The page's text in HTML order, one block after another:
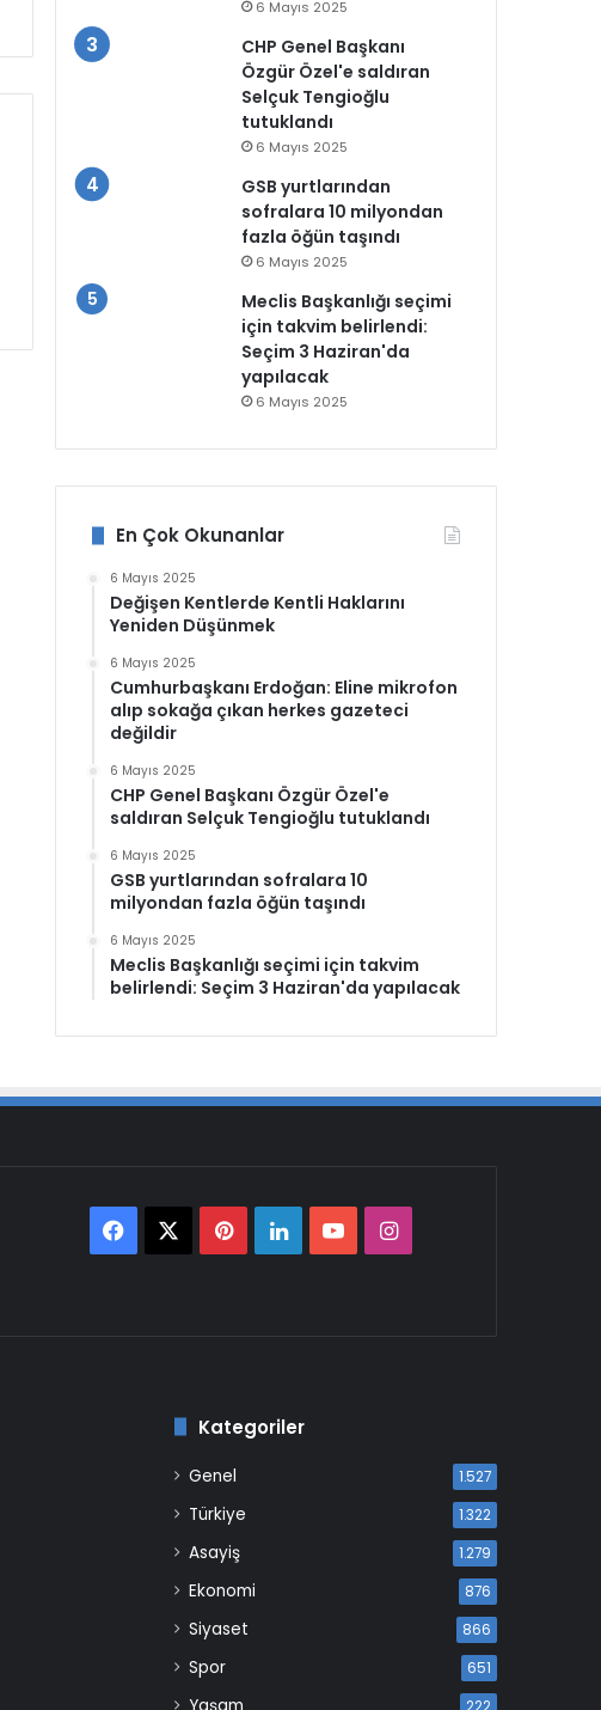
6 Mayıs 2025
CHP Genel Başkanı
Özgür Özel'e saldıran
Selçuk Tengioğlu
tutuklandı
6 Mayıs 2025
GSB yurtlarından
sofralara 10 milyondan
fazla öğün taşındı
6 Mayıs 2025
Meclis Başkanlığı seçimi
için takvim belirlendi:
Seçim 3 Haziran'da
yapılacak
6 Mayıs 2025
En Çok Okunanlar
6 Mayıs 2025
Değişen Kentlerde Kentli Haklarını
Yeniden Düşünmek
6 Mayıs 2025
Cumhurbaşkanı Erdoğan: Eline mikrofon
alıp sokağa çıkan herkes gazeteci
değildir
6 Mayıs 2025
CHP Genel Başkanı Özgür Özel'e
saldıran Selçuk Tengioğlu tutuklandı
6 Mayıs 2025
GSB yurtlarından sofralara 10
milyondan fazla öğün taşındı
6 Mayıs 2025
Meclis Başkanlığı seçimi için takvim
belirlendi: Seçim 3 Haziran'da yapılacak
FacebookPinterest
LinkedInYouTubeInstagram
Kategoriler
Genel 1.527
Türkiye 1.322
Asayiş 1.279
Ekonomi 876
Siyaset 866
Spor 651